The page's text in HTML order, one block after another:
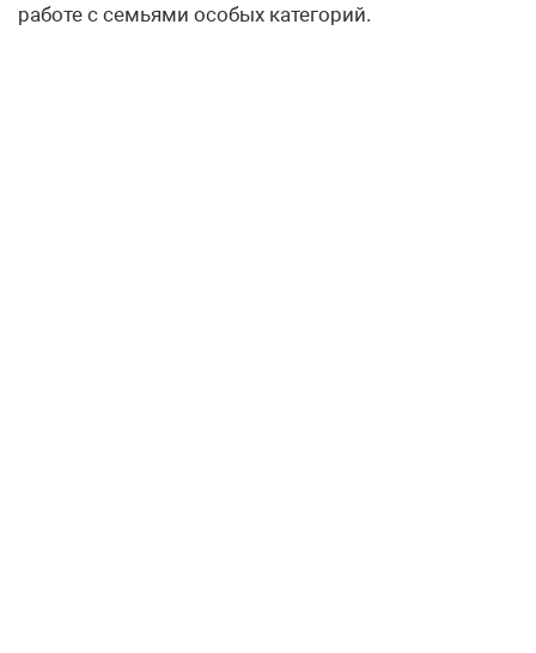
работе с семьями особых категорий.